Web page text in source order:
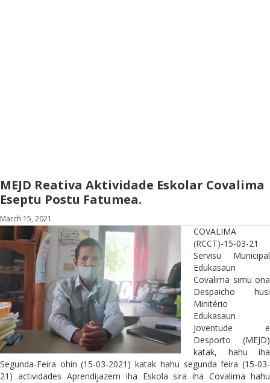
MEJD Reativa Aktividade Eskolar Covalima
Eseptu Postu Fatumea.
March 15, 2021
COVALIMA
(RCCT)-15-03-21
Servisu Municipal
Edukasaun
Covalima simu ona
Despaicho husi
Minitério
Edukasaun
Joventude e
Desporto (MEJD)
katak, hahu iha
Segunda-Feira ohin (15-03-2021) katak hahu segunda feira (15-03-
21) actividades Aprendijazem iha Eskola sira iha Covalima hahu